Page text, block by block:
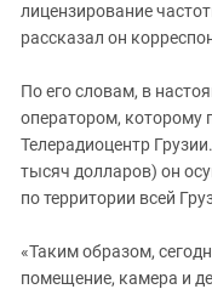
лицензирование
рассказал он
По его словам, в
оператором, которому
Телерадиоцентр
тысяч долларов) он
по территории всей
«Таким образом,
помещение, камера и